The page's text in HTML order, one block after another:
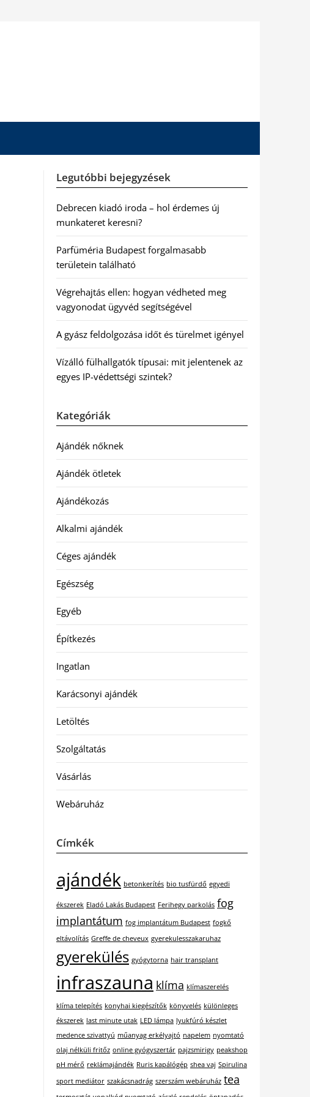
Legutóbbi bejegyzések
Debrecen kiadó iroda – hol érdemes új
munkateret keresni?
Parfüméria Budapest forgalmasabb
területein található
Végrehajtás ellen: hogyan védheted meg
vagyonodat ügyvéd segítségével
A gyász feldolgozása időt és türelmet igényel
Vízálló fülhallgatók típusai: mit jelentenek az
egyes IP-védettségi szintek?
Kategóriák
Ajándék nőknek
Ajándék ötletek
Ajándékozás
Alkalmi ajándék
Céges ajándék
Egészség
Egyéb
Építkezés
Ingatlan
Karácsonyi ajándék
Letöltés
Szolgáltatás
Vásárlás
Webáruház
Címkék
ajándék betonkerítés bio tusfürdő egyedi
ékszerek Eladó Lakás Budapest Ferihegy parkolás fog
implantátum fog implantátum Budapest fogkő
eltávolítás Greffe de cheveux gyerekulesszakaruhaz
gyerekülés gyógytorna hair transplant
infraszauna klíma klímaszerelés
klíma telepítés konyhai kiegészítők könyvelés különleges
ékszerek last minute utak LED lámpa lyukfúró készlet
medence szivattyú műanyag erkélyajtó napelem nyomtató
olaj nélküli fritőz online gyógyszertár pajzsmirigy peakshop
pH mérő reklámajándék Ruris kapálógép shea vaj Spirulina
sport mediátor szakácsnadrág szerszám webáruház tea